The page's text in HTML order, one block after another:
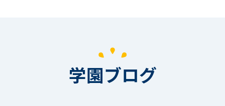
学園ブログ